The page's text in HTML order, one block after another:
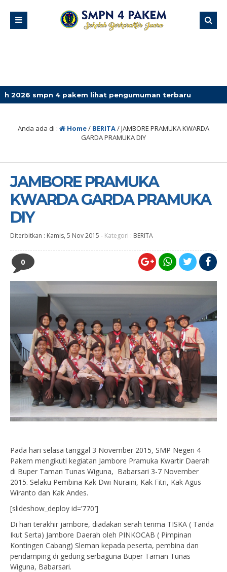
4 pakem lihat pengumuman terbaru
Anda ada di : Home/ BERITA/JAMBORE PRAMUKA KWARDA
GARDA PRAMUKA DIY
JAMBORE PRAMUKA
KWARDA GARDA PRAMUKA
DIY
Diterbitkan : Kamis, 5 Nov 2015 - Kategori : BERITA
0
Pada hari selasa tanggal 3 November 2015, SMP Negeri 4
Pakem mengikuti kegiatan Jambore Pramuka Kwartir Daerah
di Buper Taman Tunas Wiguna, Babarsari 3-7 November
2015. Selaku Pembina Kak Dwi Nuraini, Kak Fitri, Kak Agus
Wiranto dan Kak Andes.
[slideshow_deploy id=’770′]
Di hari terakhir jambore, diadakan serah terima TISKA ( Tanda
Ikut Serta) Jambore Daerah oleh PINKOCAB ( Pimpinan
Kontingen Cabang) Sleman kepada peserta, pembina dan
pendamping di gedung serbaguna Buper Taman Tunas
Wiguna, Babarsari.